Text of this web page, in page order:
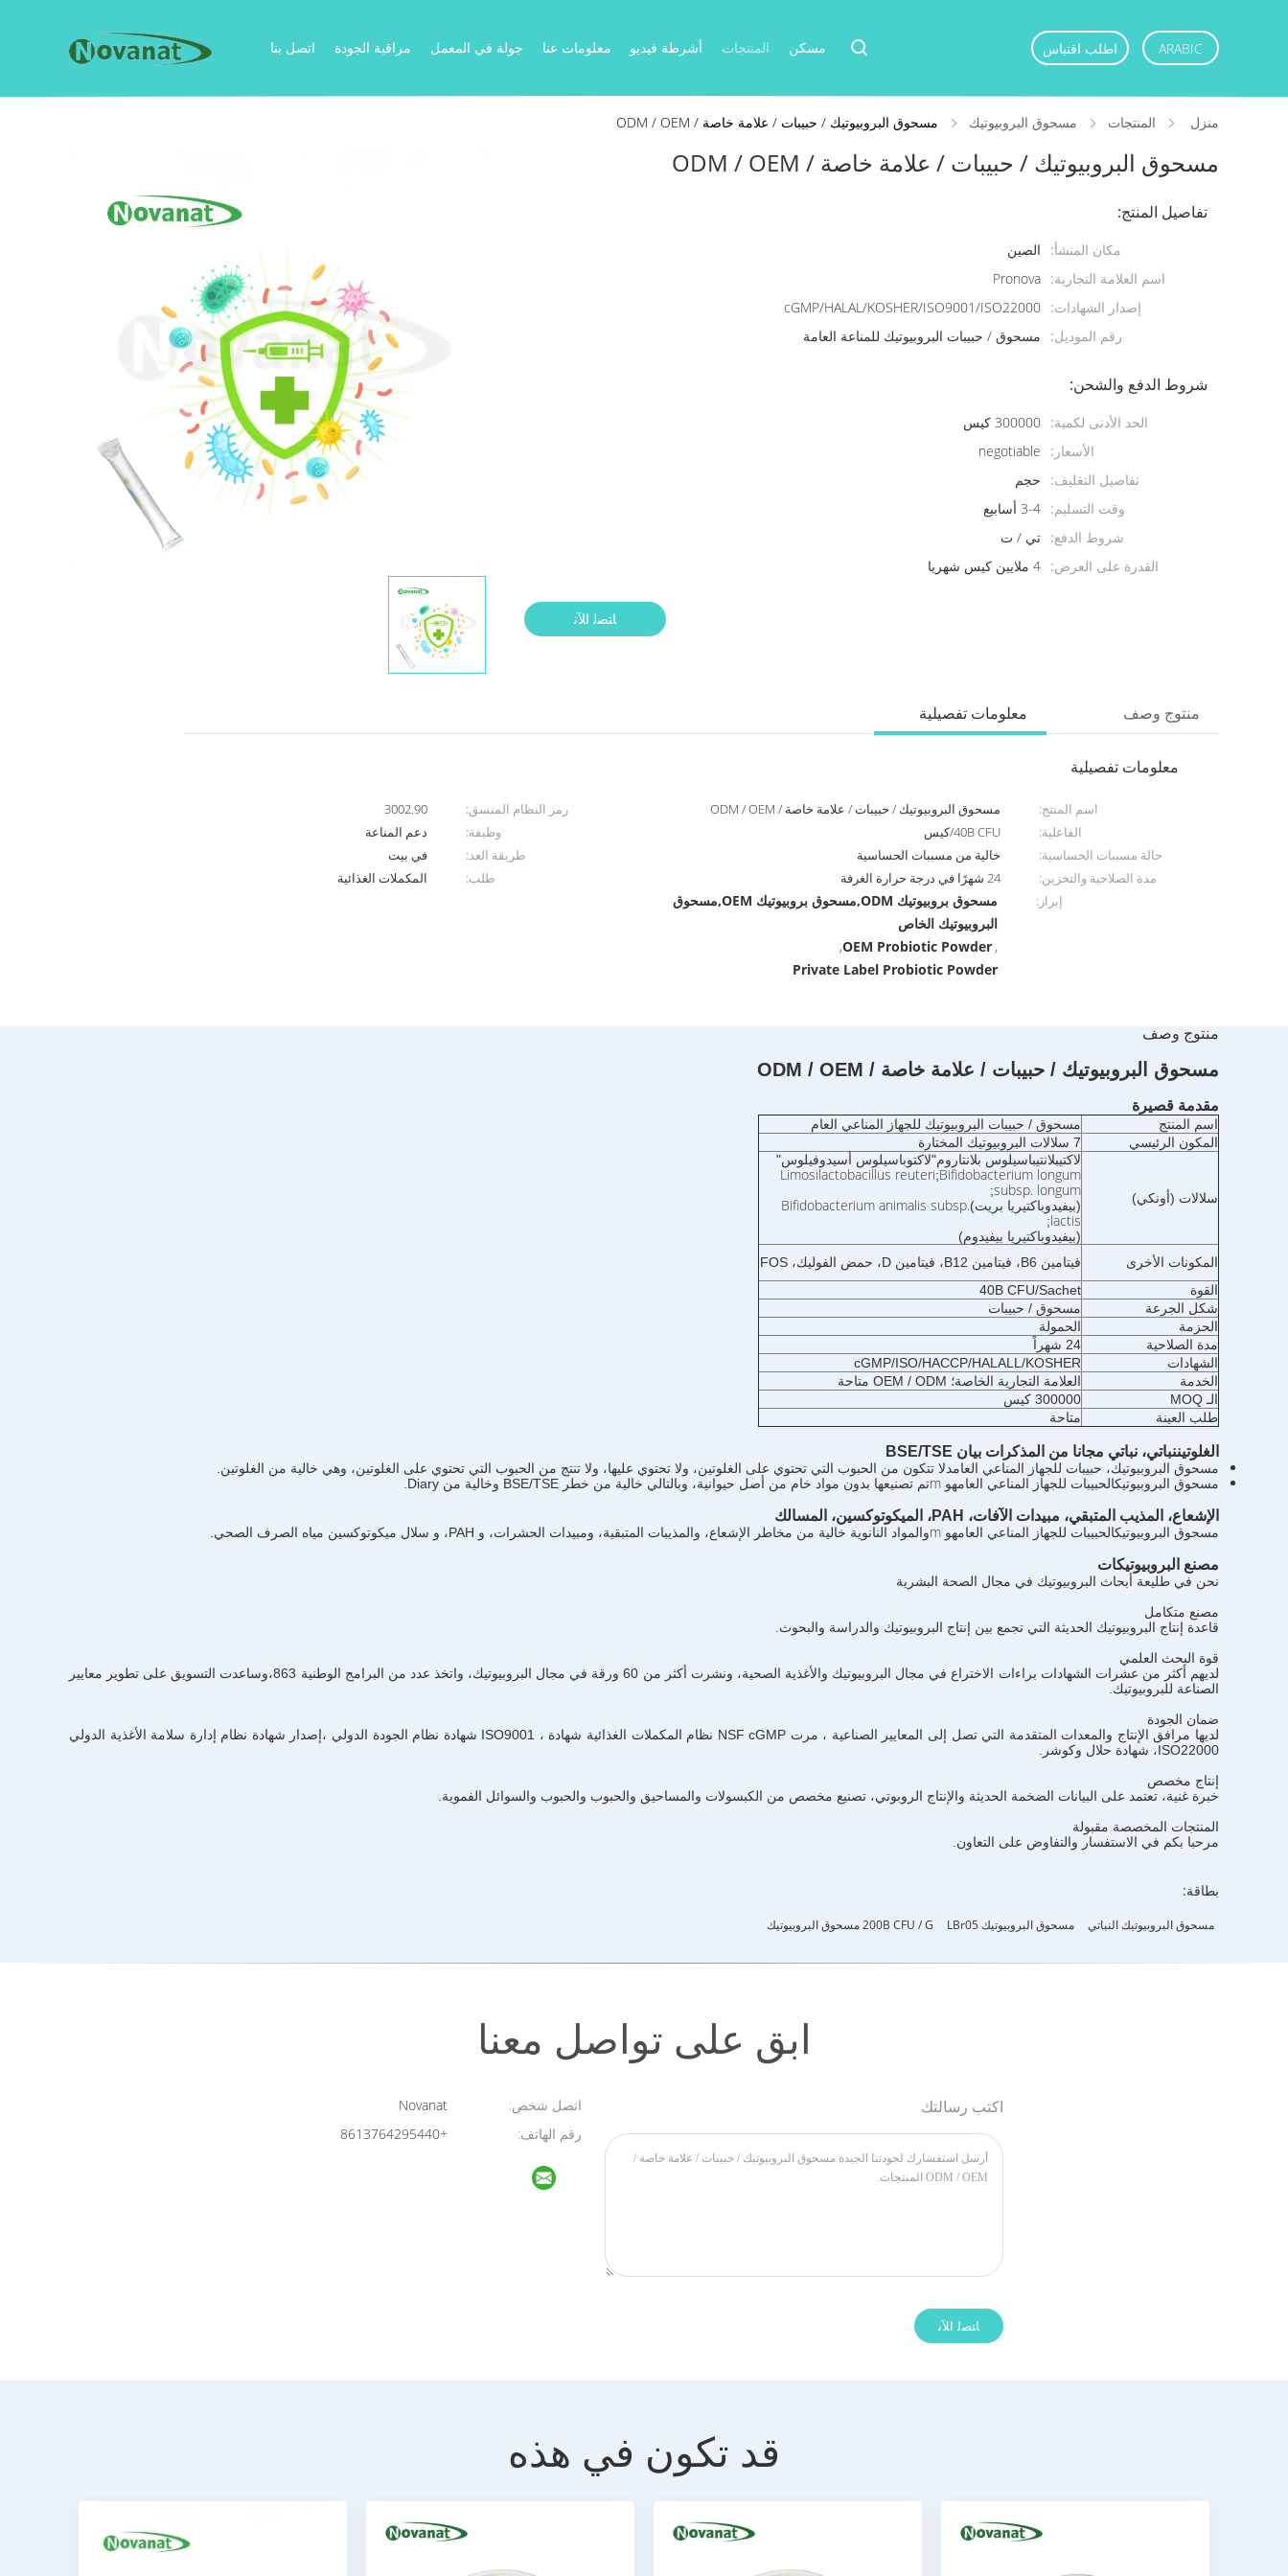
مسكن المنتجات أشرطة فيديو معلومات عنا جولة في المعمل مراقبة الجودة اتصل بنا اطلب اقتباس ARABIC
منزل المنتجات مسحوق البروبيوتيك مسحوق البروبيوتيك / حبيبات / علامة خاصة / ODM / OEM
مسحوق البروبيوتيك / حبيبات / علامة خاصة / ODM / OEM
تفاصيل المنتج:
مكان المنشأ:
الصين
اسم العلامة التجارية: Pronova
إصدار الشهادات: cGMP/HALAL/KOSHER/ISO9001/ISO22000
رقم الموديل:
مسحوق / حبيبات البروبيوتيك للمناعة العامة
شروط الدفع والشحن:
الحد الأدنى لكمية: 300000 كيس
الأسعار:
negotiable
تفاصيل التغليف:
حجم
وقت التسليم: 3-4 أسابيع
شروط الدفع: تي / ت
القدرة على العرض: 4 ملايين كيس شهريا
ﺎﺘﺼﻟ ﺍﻶﻧ
معلومات تفصيلية منتوج وصف
معلومات تفصيلية
اسم المنتج: مسحوق البروبيوتيك / حبيبات / علامة خاصة / ODM / OEM رمز النظام المنسق:
3002.90
الفاعلية:
40B CFU/كيس وظيفة:
دعم المناعة
حالة مسببات الحساسية:
خالية من مسببات الحساسية طريقة العد:
في بيت
مدة الصلاحية والتخزين:
24 شهرًا في درجة حرارة الغرفة طلب:
المكملات الغذائية
إبراز:
مسحوق بروبيوتيك ODM,مسحوق بروبيوتيك OEM,مسحوق
البروبيوتيك الخاص
,
OEM Probiotic Powder
,
Private Label Probiotic Powder
منتوج وصف
مسحوق البروبيوتيك / حبيبات / علامة خاصة / ODM / OEM
مقدمة قصيرة
اسم المنتج
مسحوق / حبيبات البروبيوتيك للجهاز المناعي العام
المكون الرئيسي
7 سلالات البروبيوتيك المختارة
سلالات (أونكي)
لاكتيبلانتيباسيلوس بلانتاروم"لاكتوباسيلوس أسيدوفيلوس"
Limosilactobacillus reuteri;Bifidobacterium longum
subsp. longum
;
(بيفيدوباكتيريا بريت)Bifidobacterium animalis subsp.
lactis
;
(بيفيدوباكتيريا بيفيدوم)
المكونات الأخرى
فيتامين B6، فيتامين B12، فيتامين D، حمض الفوليك، FOS
القوة
40B CFU/Sachet
شكل الجرعة
مسحوق / حبيبات
الحزمة
الحمولة
مدة الصلاحية
24 شهراً
الشهادات
cGMP/ISO/HACCP/HALALL/KOSHER
الخدمة
العلامة التجارية الخاصة؛ OEM / ODM متاحة
الـ MOQ
300000 كيس
طلب العينة
متاحة
الغلوتيننباتي، نباتي مجانا من المذكرات بيان BSE/TSE
مسحوق البروبيوتيك، حبيبات للجهاز المناعي العامدلا تتكون من الحبوب التي تحتوي على الغلوتين، ولا تحتوي عليها، ولا تنتج من الحبوب التي تحتوي على الغلوتين، وهي خالية من الغلوتين.
مسحوق البروبيوتيكالحبيبات للجهاز المناعي العامهو m تم تصنيعها بدون مواد خام من أصل حيوانية، وبالتالي خالية من خطر BSE/TSE وخالية من Diary.
الإشعاع، المذيب المتبقي، مبيدات الآفات، PAH، الميكوتوكسين، المسالك
مسحوق البروبيوتيكالحبيبات للجهاز المناعي العامهو m والمواد النانوية خالية من مخاطر الإشعاع، والمذيبات المتبقية، ومبيدات الحشرات، و PAH، و سلال ميكوتوكسين مياه الصرف الصحي.
مصنع البروبيوتيكات
نحن في طليعة أبحاث البروبيوتيك في مجال الصحة البشرية
مصنع متكامل
قاعدة إنتاج البروبيوتيك الحديثة التي تجمع بين إنتاج البروبيوتيك والدراسة والبحوث.
قوة البحث العلمي
لديهم أكثر من عشرات الشهادات براءات الاختراع في مجال البروبيوتيك والأغذية الصحية، ونشرت أكثر من 60 ورقة في مجال البروبيوتيك، واتخذ عدد من البرامج الوطنية 863،وساعدت التسويق على تطوير معايير
الصناعة للبروبيوتيك.
ضمان الجودة
لديها مرافق الإنتاج والمعدات المتقدمة التي تصل إلى المعايير الصناعية ، مرت NSF cGMP نظام المكملات الغذائية شهادة ، ISO9001 شهادة نظام الجودة الدولي ،إصدار شهادة نظام إدارة سلامة الأغذية الدولي
ISO22000، شهادة حلال وكوشر.
إنتاج مخصص
خبرة غنية، تعتمد على البيانات الضخمة الحديثة والإنتاج الروبوتي، تصنيع مخصص من الكبسولات والمساحيق والحبوب والحبوب والسوائل الفموية.
المنتجات المخصصة مقبولة
مرحبا بكم في الاستفسار والتفاوض على التعاون.
بطاقة:
مسحوق البروبيوتيك النباتي مسحوق البروبيوتيك LBr05 200B CFU / G مسحوق البروبيوتيك
ابق على تواصل معنا
اتصل شخص:
رقم الهاتف:
+8613764295440
اكتب رسالتك
قد تكون في هذه